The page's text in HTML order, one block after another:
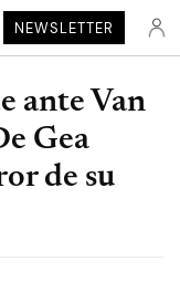
NEWSLETTER
ante Van
Gea
de su